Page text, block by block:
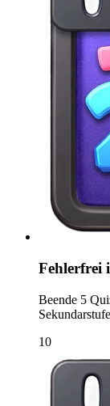
Fehlerfrei
Beende 5
10